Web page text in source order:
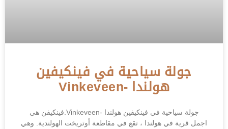
جولة سياحية في فينكيفين
هولندا -Vinkeveen
جولة سياحية في فينكيفين هولندا -Vinkeveen.فينكيفن هي
اجمل قرية في هولندا ، تقع في مقاطعة أوتريخت الهولندية. وهي